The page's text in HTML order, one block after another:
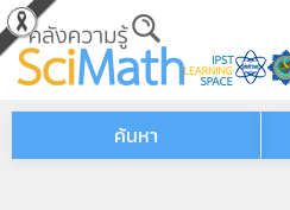
Skip to main content
ค้นหา